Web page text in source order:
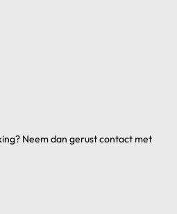
Neem dan gerust contact met